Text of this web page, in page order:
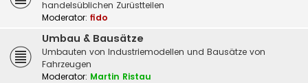
handelsüblichen Zurüstteilen
Moderator: fido
Umbau & Bausätze
Umbauten von Industriemodellen und Bausätze von
Fahrzeugen
Moderator: Martin Ristau